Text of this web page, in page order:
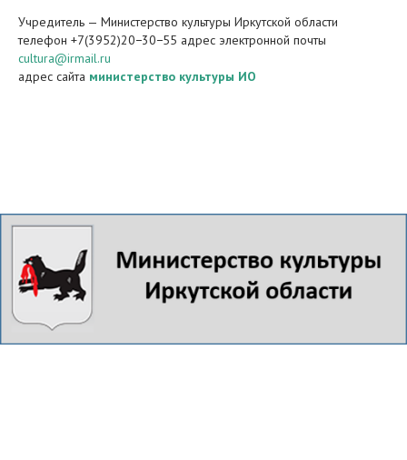
Учредитель — Министерство культуры Иркутской области
телефон +7(3952)20−30−55 адрес электронной почты
cultura@irmail.ru
адрес сайта министерство культуры ИО